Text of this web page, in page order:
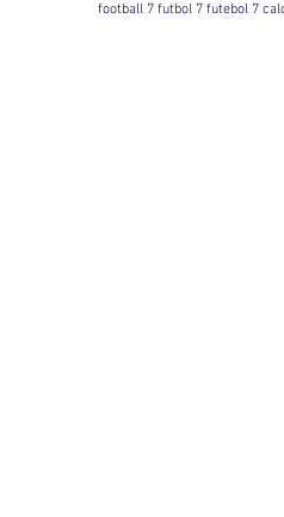
football 7 futbol 7 futebol 7